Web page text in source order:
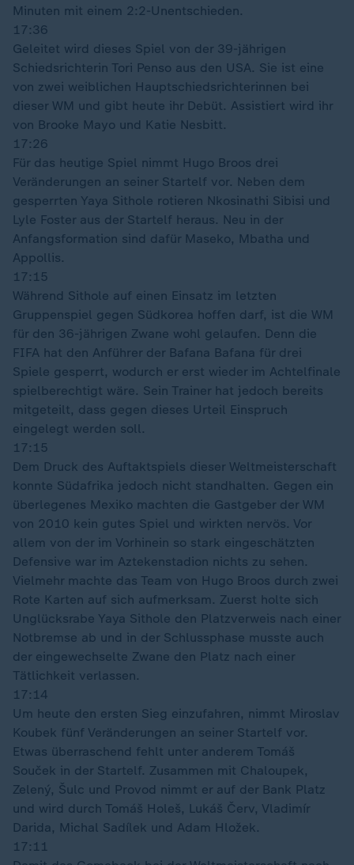
Minuten mit einem 2:2-Unentschieden.
17:36
Geleitet wird dieses Spiel von der 39-jährigen
Schiedsrichterin Tori Penso aus den USA. Sie ist eine
von zwei weiblichen Hauptschiedsrichterinnen bei
dieser WM und gibt heute ihr Debüt. Assistiert wird ihr
von Brooke Mayo und Katie Nesbitt.
17:26
Für das heutige Spiel nimmt Hugo Broos drei
Veränderungen an seiner Startelf vor. Neben dem
gesperrten Yaya Sithole rotieren Nkosinathi Sibisi und
Lyle Foster aus der Startelf heraus. Neu in der
Anfangsformation sind dafür Maseko, Mbatha und
Appollis.
17:15
Während Sithole auf einen Einsatz im letzten
Gruppenspiel gegen Südkorea hoffen darf, ist die WM
für den 36-jährigen Zwane wohl gelaufen. Denn die
FIFA hat den Anführer der Bafana Bafana für drei
Spiele gesperrt, wodurch er erst wieder im Achtelfinale
spielberechtigt wäre. Sein Trainer hat jedoch bereits
mitgeteilt, dass gegen dieses Urteil Einspruch
eingelegt werden soll.
17:15
Dem Druck des Auftaktspiels dieser Weltmeisterschaft
konnte Südafrika jedoch nicht standhalten. Gegen ein
überlegenes Mexiko machten die Gastgeber der WM
von 2010 kein gutes Spiel und wirkten nervös. Vor
allem von der im Vorhinein so stark eingeschätzten
Defensive war im Aztekenstadion nichts zu sehen.
Vielmehr machte das Team von Hugo Broos durch zwei
Rote Karten auf sich aufmerksam. Zuerst holte sich
Unglücksrabe Yaya Sithole den Platzverweis nach einer
Notbremse ab und in der Schlussphase musste auch
der eingewechselte Zwane den Platz nach einer
Tätlichkeit verlassen.
17:14
Um heute den ersten Sieg einzufahren, nimmt Miroslav
Koubek fünf Veränderungen an seiner Startelf vor.
Etwas überraschend fehlt unter anderem Tomáš
Souček in der Startelf. Zusammen mit Chaloupek,
Zelený, Šulc und Provod nimmt er auf der Bank Platz
und wird durch Tomáš Holeš, Lukáš Červ, Vladimír
Darida, Michal Sadílek und Adam Hložek.
17:11